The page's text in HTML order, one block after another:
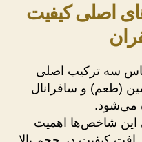
اصلی کیفیت
سه ترکیب اصلی
(طعم) و سافرانال
می‌شود.
این شاخص‌ها اهمیت